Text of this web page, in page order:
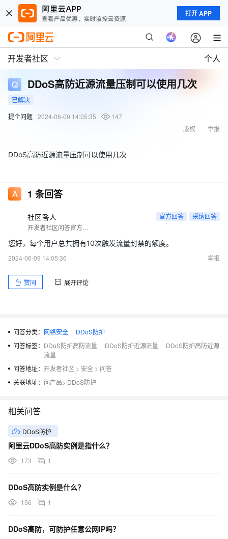
打开 APP
开发者社区 个人
DDoS高防近源流量压制可以使用几次
已解决
提个问题 2024-06-09 14:05:35
147
举报
版权
DDoS高防近源流量压制可以使用几次
1 条回答
社区答人 官方回答 采纳回答
您好，每个用户总共拥有10次触发流量封禁的额度。
2024-06-09 14:05:36
举报
赞同 展开评论
问答分类： 网络安全
DDoS防护
问答标签： DDoS防护高防流量 DDoS防护近源流量
DDoS防护高防近源
流量
问答地址： 开发者社区 > 安全 > 问答
关联地址： 问产品> DDoS防护
相关问答
DDoS防护
阿里云DDoS高防实例是指什么？
173 1
DDoS高防实例是什么？
156 1
DDoS高防，可防护任意公网IP吗？